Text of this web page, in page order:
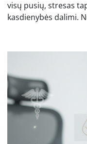
visų pusių, stresas
kasdienybės dalimi.